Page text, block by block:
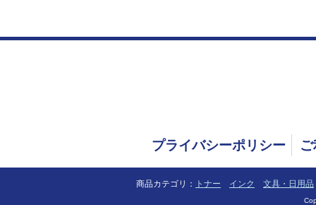
プライバシーポリシー
商品カテゴリ： トナー インク 文具・日用品